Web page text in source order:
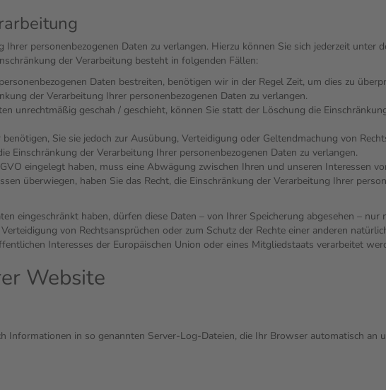
Ihrer personenbezogenen Daten zu verlangen. Hierzu können Sie sich jederzeit unter
der Verarbeitung besteht in folgenden Fällen:
Daten bestreiten, benötigen wir in der Regel Zeit, um dies zu
der Verarbeitung Ihrer personenbezogenen Daten zu verlangen.
unrechtmäßig geschah / geschieht, können Sie statt der Löschung die
Sie sie jedoch zur Ausübung, Verteidigung oder Geltendmachung von
Einschränkung der Verarbeitung Ihrer personenbezogenen Daten zu verlangen.
eingelegt haben, muss eine Abwägung zwischen Ihren und unseren Interessen
überwiegen, haben Sie das Recht, die Einschränkung der Verarbeitung Ihrer
eingeschränkt haben, dürfen diese Daten – von Ihrer Speicherung abgesehen – nur
von Rechtsansprüchen oder zum Schutz der Rechte einer anderen
Interesses der Europäischen Union oder eines Mitgliedstaats verarbeitet
Website
Informationen in so genannten Server-Log-Dateien, die Ihr Browser automatisch an